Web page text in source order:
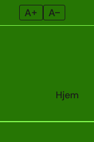
A+ A–
Hjem